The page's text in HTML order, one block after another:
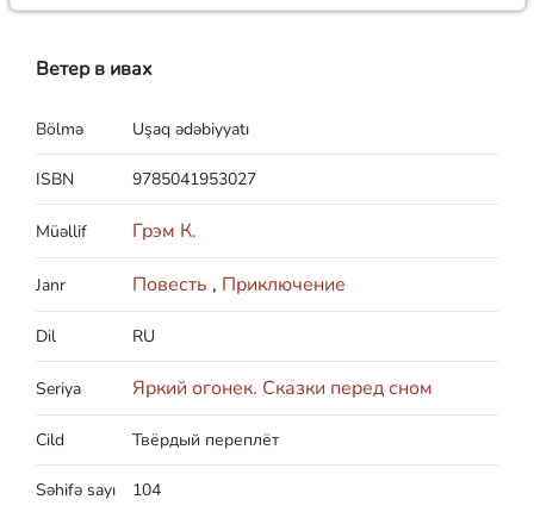
Ветер в ивах
Bölmə Uşaq ədəbiyyatı
ISBN 9785041953027
Müəllif Грэм К.
Janr Повесть , Приключение
Dil RU
Seriya Яркий огонек. Сказки перед сном
Cild Твёрдый переплёт
Səhifə sayı 104